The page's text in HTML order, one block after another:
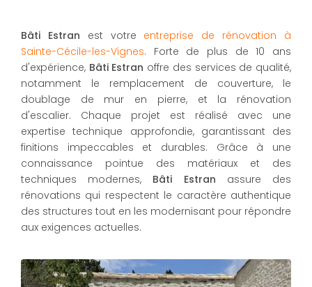
Bâti Estran est votre entreprise de rénovation à
Sainte-Cécile-les-Vignes. Forte de plus de 10 ans
d'expérience, Bâti Estran offre des services de qualité,
notamment le remplacement de couverture, le
doublage de mur en pierre, et la rénovation
d'escalier. Chaque projet est réalisé avec une
expertise technique approfondie, garantissant des
finitions impeccables et durables. Grâce à une
connaissance pointue des matériaux et des
techniques modernes, Bâti Estran assure des
rénovations qui respectent le caractère authentique
des structures tout en les modernisant pour répondre
aux exigences actuelles.